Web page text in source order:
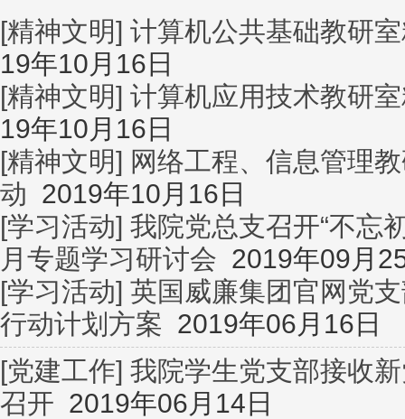
[精神文明] 计算机公共基础教研
19年10月16日
[精神文明] 计算机应用技术教研
19年10月16日
[精神文明] 网络工程、信息管理
动 2019年10月16日
[学习活动] 我院党总支召开“不忘
月专题学习研讨会 2019年09月
[学习活动] 英国威廉集团官网党
行动计划方案 2019年06月16日
[党建工作] 我院学生党支部接收
召开 2019年06月14日